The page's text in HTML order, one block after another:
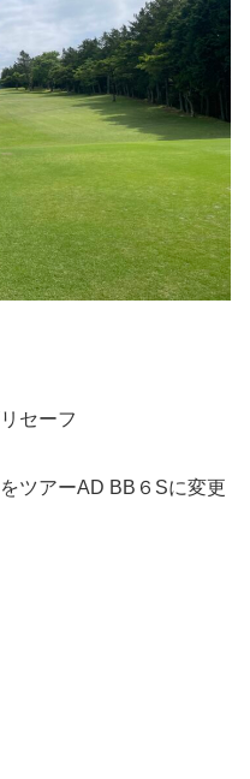
セーフ
ツアーAD BB６Sに変更